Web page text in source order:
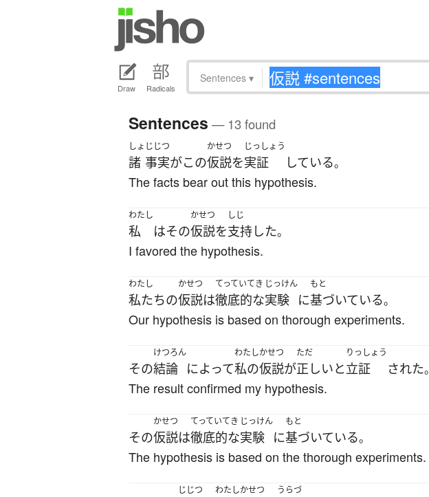
Draw Radicals
Sentences ▾
Sentences — 13 found
しょ
諸
じじつ
事実がこの
かせつ
仮説を
じっしょう
実証 している。
The facts bear out this hypothesis.
わたし
私 はその
かせつ
仮説を
しじ
支持した。
I favored the hypothesis.
わたし
私たちの
かせつ
仮説は
てっていてき
徹底的な
じっけん
実験 に
もと
基づいている。
Our hypothesis is based on thorough experiments.
その
けつろん
結論 によって
わたし
私の
かせつ
仮説が
ただ
正しいと
りっしょう
立証 された。
The result confirmed my hypothesis.
その
かせつ
仮説は
てっていてき
徹底的な
じっけん
実験 に
もと
基づいている。
The hypothesis is based on the thorough experiments.
じじつ わたしかせつ うらづ